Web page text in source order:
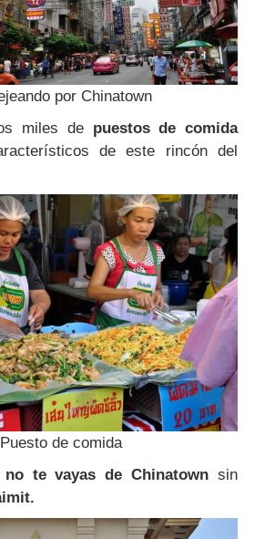
por Chinatown
miles de puestos de comida
de este rincón del
Puesto de comida
te vayas de Chinatown sin